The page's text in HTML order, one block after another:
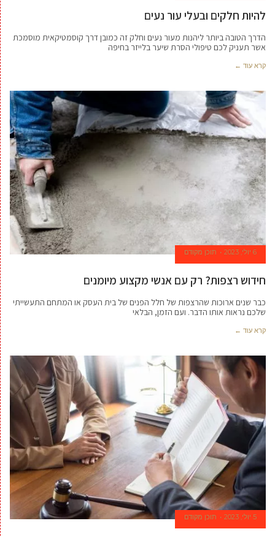
להיות חלקים ובעלי עור נעים
הדרך הטובה ביותר ליהנות מעור נעים וחלק זה כמובן דרך קוסמטיקאית מוסמכת
אשר תעניק לכם טיפולי הסרת שיער בלייזר בחיפה
קרא עוד ←
6 יולי, 2023 תוכן מקודם
חידוש רצפות? רק עם אנשי מקצוע מיומנים
כבר שנים ארוכות שהרצפות של חלל הפנים של בית העסק או המתחם התעשייתי
שלכם נראות אותו הדבר. ועם הזמן, הבלאי
קרא עוד ←
5 יולי, 2023 תוכן מקודם